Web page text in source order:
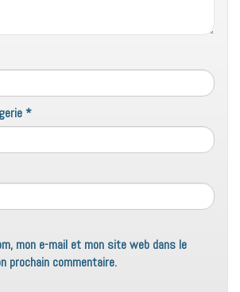
*
mon e-mail et mon site web dans le
prochain commentaire.